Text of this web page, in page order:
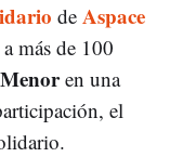
de Aspace
más de 100
en una
el